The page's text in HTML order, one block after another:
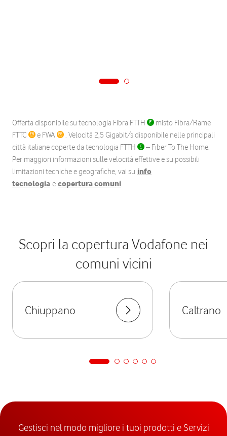
Offerta disponibile su tecnologia Fibra FTTH
misto Fibra/Rame
FTTC
e FWA
. Velocità 2,5 Gigabit/s disponibile nelle principali
città italiane coperte da tecnologia FTTH
– Fiber To The Home.
Per maggiori informazioni sulle velocità effettive e su possibili
limitazioni tecniche e geografiche, vai su info
tecnologia e copertura comuni.
Scopri la copertura Vodafone nei
comuni vicini
Chiuppano Caltrano
Gestisci nel modo migliore i tuoi prodotti e Servizi